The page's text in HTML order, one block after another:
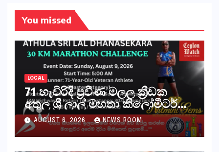
You missed
LOCAL
71 හැවිරිදි ප්‍රවීණ මලල ක්‍රීඩක
අතුල ශ්‍රී ලාල් මහතා කිලෝමීටර්
30ක විශේෂ මැරතන් ධාවන
අභියෝගයකට සැරසෙයි
AUGUST 6, 2026 NEWS ROOM